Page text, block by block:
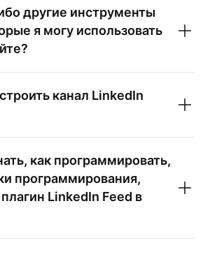
другие инструменты
я могу использовать
канал LinkedIn
как программировать,
программирования,
LinkedIn Feed в